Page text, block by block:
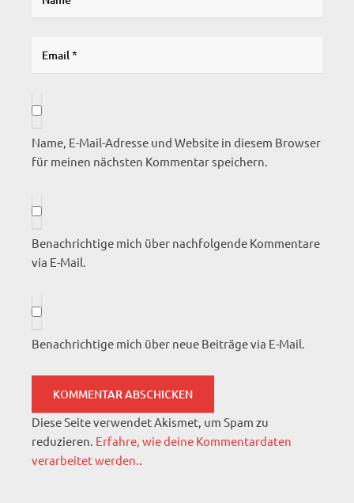
Name, E-Mail-Adresse und Website in diesem Browser
für meinen nächsten Kommentar speichern.
Benachrichtige mich über nachfolgende Kommentare
via E-Mail.
Benachrichtige mich über neue Beiträge via E-Mail.
Diese Seite verwendet Akismet, um Spam zu
reduzieren. Erfahre, wie deine Kommentardaten
verarbeitet werden..